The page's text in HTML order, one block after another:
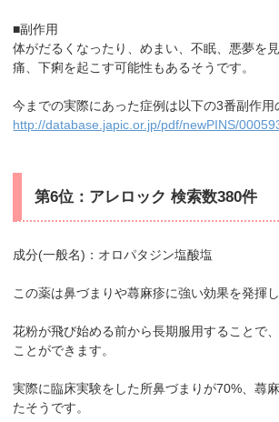
■副作用
体がだるくなったり、めまい、不眠、悪夢を
痛、下痢を起こす可能性もあるそうです。
今までの実際にあった症例は以下の3番副作用
http://database.japic.or.jp/pdf/newPINS/
第6位：アレロック 検索数380件
成分(一般名)：オロパタジン塩酸塩
この薬は鼻づまりや蕁麻疹に強い効果を発揮し
花粉が飛び始める前から長期服用することで
ことができます。
実際に臨床実験をした所鼻づまりが70%、蕁
たそうです。